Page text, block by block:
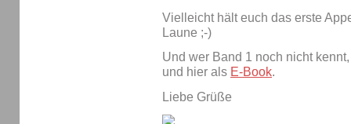
Vielleicht hält euch das erste
Laune ;-)
Und wer Band 1 noch nicht
und hier als E-Book.
Liebe Grüße